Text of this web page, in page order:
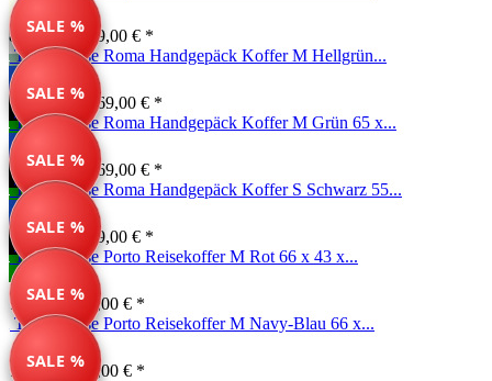
SALE %
84,99 € *169,00 € *
SALE %
Travelhouse Roma Handgepäck Koffer M Hellgrün...
134,99 € * 169,00 € *
SALE %
Travelhouse Roma Handgepäck Koffer M Grün 65 x...
134,99 € * 169,00 € *
SALE %
Travelhouse Roma Handgepäck Koffer S Schwarz 55...
99,00 € *149,00 € *
SALE %
Travelhouse Porto Reisekoffer M Rot 66 x 43 x...
79,99 € *89,00 € *
SALE %
Travelhouse Porto Reisekoffer M Navy-Blau 66 x...
79,99 € *89,00 € *